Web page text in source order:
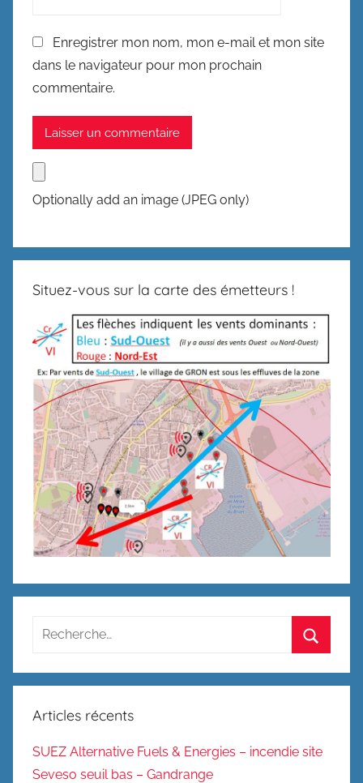
Enregistrer mon nom, mon e-mail et mon site
dans le navigateur pour mon prochain
commentaire.
Optionally add an image (JPEG only)
Situez-vous sur la carte des émetteurs !
Recherche
:
Articles récents
SUEZ Alternative Fuels & Energies – incendie site
Seveso seuil bas – Gandrange